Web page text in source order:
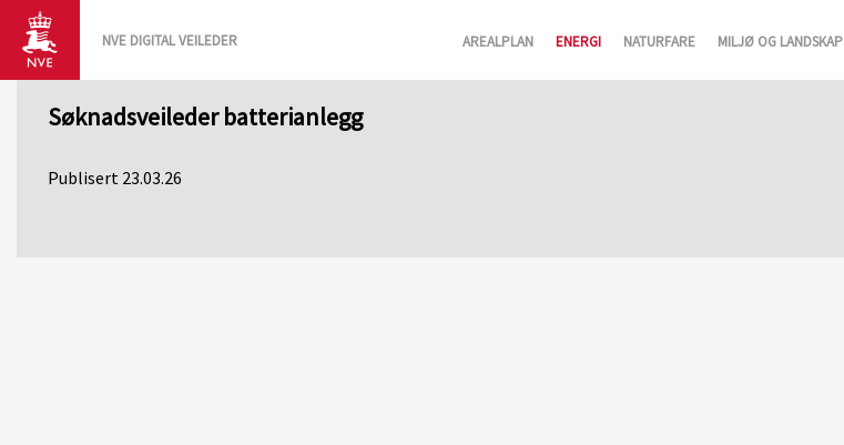
NVE DIGITAL VEILEDER AREALPLAN ENERGI NATURFARE MILJØ OG LANDSKAP
Søknadsveileder batterianlegg
Publisert 23.03.26